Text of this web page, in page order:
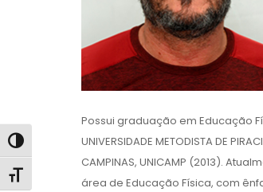
Alternar alto contraste
Alternar tamanho da fonte
Possui graduação em Educação
UNIVERSIDADE METODISTA DE
CAMPINAS, UNICAMP (2013).
área de Educação Física, com